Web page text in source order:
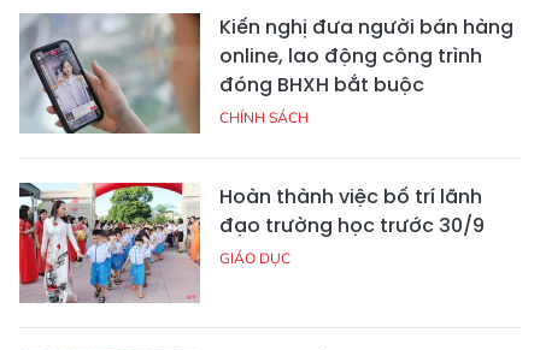
Kiến nghị đưa người bán hàng
online, lao động công trình
đóng BHXH bắt buộc
CHÍNH SÁCH
Hoàn thành việc bố trí lãnh
đạo trường học trước 30/9
GIÁO DỤC